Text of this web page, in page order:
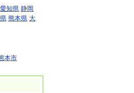
愛知県 静岡
熊本県 大
本市